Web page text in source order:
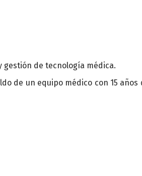
de tecnología médica.
de un equipo médico con 15